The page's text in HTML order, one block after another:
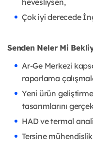
hevesliysen,
Çok iyi derecede
Senden Neler Mi
Ar-Ge Merkezi
raporlama
Yeni ürün
tasarımlarını
HAD ve termal
Tersine